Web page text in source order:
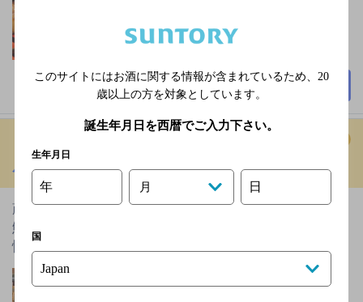
満
詳細を見る
居酒屋 よさく [居酒屋]
蔵づくりの店が特徴で、マスターが毎日市場に行き新
鮮な魚を選んでくるので、おいしい刺身を出すのが自
慢！焼酎・地酒・カクテル…
無休／12/31～1/1休業
このサイトにはお酒に関する情報が含まれているため、 20
歳以上の方を対象としています。
誕生年月日を西暦でご入力下さい。
生年月日
年 月 日
国